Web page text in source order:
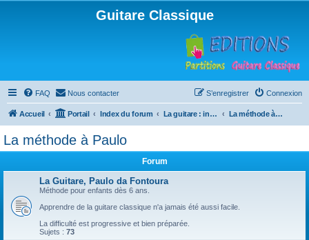
Guitare Classique
FAQ Nous contacter Connexion
S’enregistrer
Accueil Portail Index du forum La guitare : instrument, cours et théorie La méthode à Paulo
La méthode à Paulo
Forum
La Guitare, Paulo da Fontoura
Méthode pour enfants dès 6 ans.
Apprendre de la guitare classique n'a jamais été aussi facile.
La difficulté est progressive et bien préparée.
Sujets : 73